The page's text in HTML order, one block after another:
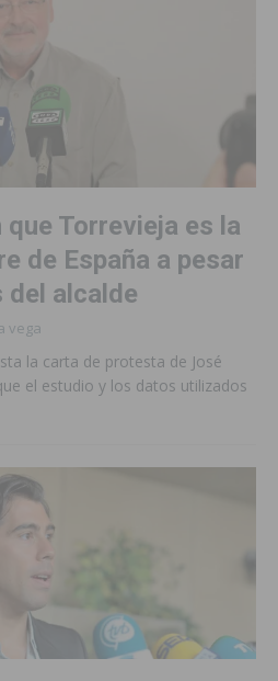
que Torrevieja es la
de España a pesar
alcalde
vega
la carta de protesta de José
el estudio y los datos utilizados